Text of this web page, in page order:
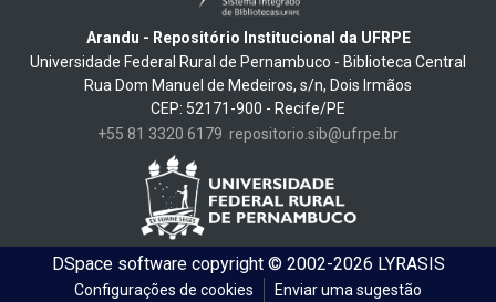
Arandu - Repositório Institucional da UFRPE
Universidade Federal Rural de Pernambuco - Biblioteca Central
Rua Dom Manuel de Medeiros, s/n, Dois Irmãos
CEP: 52171-900 - Recife/PE
+55 81 3320 6179 repositorio.sib@ufrpe.br
DSpace softwarecopyright © 2002-2026 LYRASIS
Configurações de cookies Enviar uma sugestão